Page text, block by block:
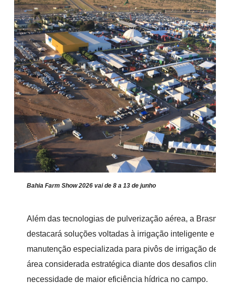
Bahia Farm Show 2026 vai de 8 a 13 de junho
Além das tecnologias de pulverização aérea, a
destacará soluções voltadas à irrigação inteligente e
manutenção especializada para pivôs de irrigação de
área considerada estratégica diante dos desafios
necessidade de maior eficiência hídrica no campo.